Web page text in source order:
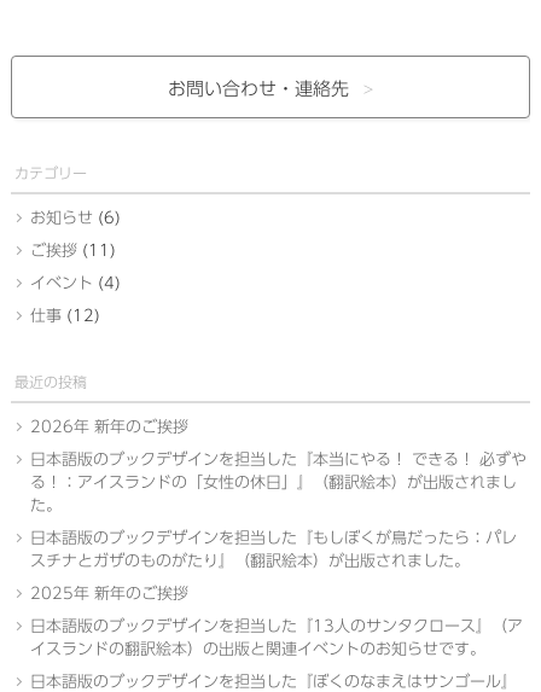
お問い合わせ・ 連絡先
カテゴリー
お知らせ (6)
ご挨拶(11)
イベント (4)
仕事(12)
最近の投稿
2026年 新年のご挨拶
日本語版のブックデザインを担当した『本当にやる！ できる！ 必ずや
る！：アイスランドの「女性の休日」』（翻訳絵本）が出版されまし
た。
日本語版のブックデザインを担当した『もしぼくが鳥だったら：パレ
スチナとガザのものがたり』（翻訳絵本）が出版されました。
2025年 新年のご挨拶
日本語版のブックデザインを担当した『13人のサンタクロース』（ア
イスランドの翻訳絵本）の出版と関連イベントのお知らせです。
日本語版のブックデザインを担当した『ぼくのなまえはサンゴール』